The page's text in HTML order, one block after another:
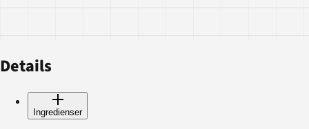
Details
Ingredienser